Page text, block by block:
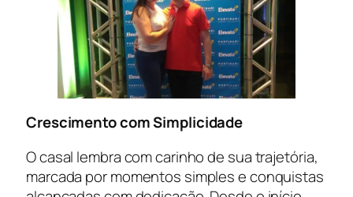
Crescimento com Simplicidade
O casal lembra com carinho de sua trajetória,
marcada por momentos simples e conquistas